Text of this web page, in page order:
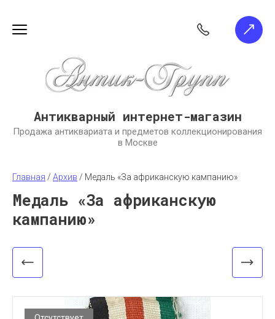
Антикварный интернет-магазин
Продажа антиквариата и предметов коллекционирования
в Москве
Главная / Архив / Медаль «За африканскую кампанию»
Медаль «За африканскую
кампанию»